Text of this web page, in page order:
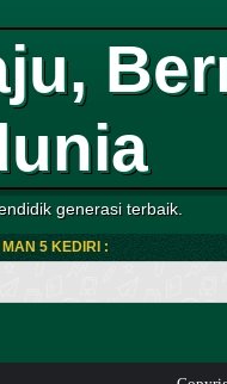
generasi terbaik.
5 KEDIRI :